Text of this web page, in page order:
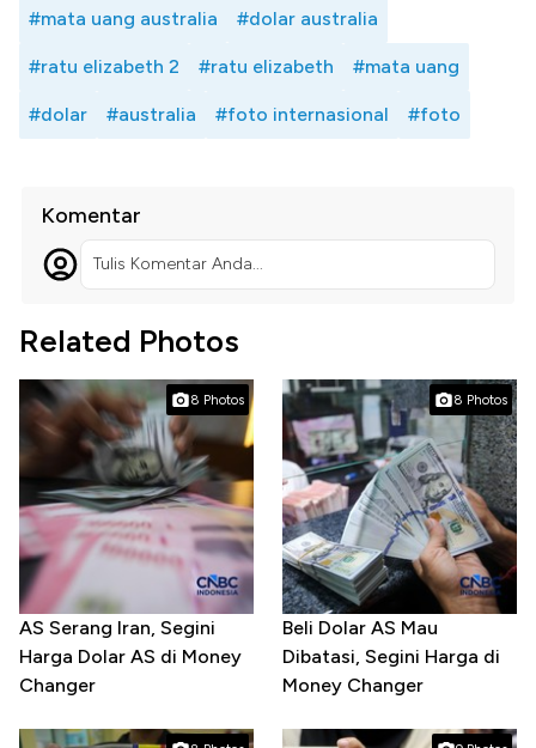
#mata uang australia #dolar australia
#ratu elizabeth 2 #ratu elizabeth #mata uang
#dolar #australia #foto internasional #foto
Komentar
Tulis Komentar Anda...
Related Photos
8 Photos
AS Serang Iran, Segini
Harga Dolar AS di Money
Changer
8 Photos
Beli Dolar AS Mau
Dibatasi, Segini Harga di
Money Changer